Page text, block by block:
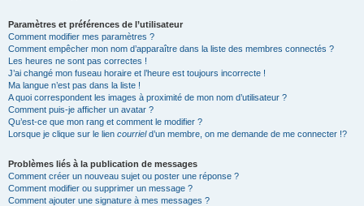
Paramètres et préférences de l’utilisateur
Comment modifier mes paramètres ?
Comment empêcher mon nom d’apparaître dans la liste des membres connectés ?
Les heures ne sont pas correctes !
J’ai changé mon fuseau horaire et l’heure est toujours incorrecte !
Ma langue n’est pas dans la liste !
A quoi correspondent les images à proximité de mon nom d’utilisateur ?
Comment puis-je afficher un avatar ?
Qu’est-ce que mon rang et comment le modifier ?
Lorsque je clique sur le lien courrield’un membre, on me demande de me connecter !?
Problèmes liés à la publication de messages
Comment créer un nouveau sujet ou poster une réponse ?
Comment modifier ou supprimer un message ?
Comment ajouter une signature à mes messages ?